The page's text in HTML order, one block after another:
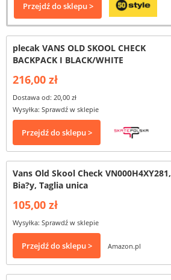
Przejdź do sklepu >
plecak VANS OLD SKOOL CHECK
BACKPACK I BLACK/WHITE
216,00 zł
Dostawa od: 20,00 zł
Wysyłka: Sprawdź w sklepie
Przejdź do sklepu >
Vans Old Skool Check VN000H4XY281,
Bia?y, Taglia unica
105,00 zł
Wysyłka: Sprawdź w sklepie
Przejdź do sklepu > Amazon.pl